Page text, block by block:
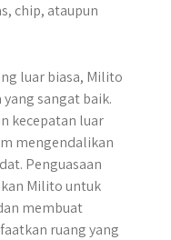
chip, ataupun
luar biasa, Milito
sangat baik.
kecepatan luar
mengendalikan
Penguasaan
Milito untuk
membuat
ruang yang